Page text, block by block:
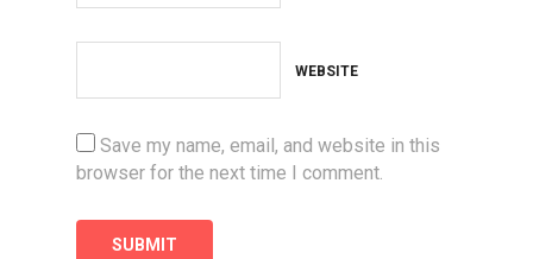
WEBSITE
Save my name, email, and website in this
browser for the next time I comment.